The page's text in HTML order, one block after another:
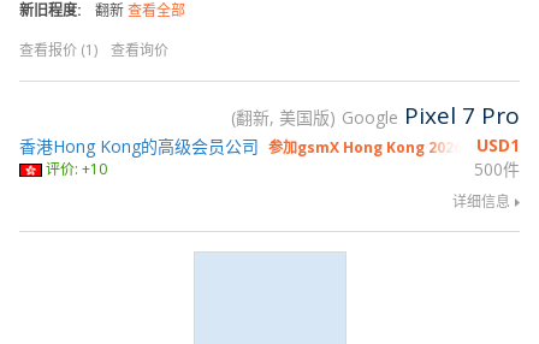
新旧程度: 翻新查看全部
查看报价 (1)
查看询价
翻新, 美国版 Google Pixel 7 Pro
USD1
500件
香港Hong Kong的高级会员公司 参加gsmX Hong Kong 2026
评价: +10
详细信息